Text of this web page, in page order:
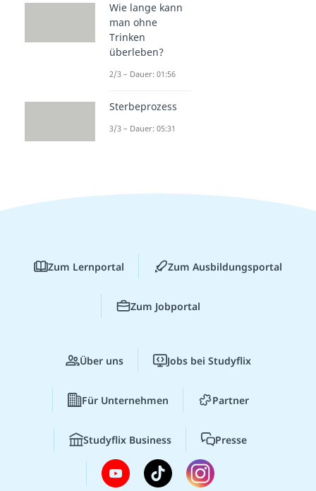
Wie lange kann
man ohne
Trinken
überleben?
2/3 – Dauer: 01:56
Sterbeprozess
3/3 – Dauer: 05:31
Zum Lernportal Zum Ausbildungsportal
Zum Jobportal
Über uns Jobs bei Studyflix
Für Unternehmen Partner
Studyflix Business Presse